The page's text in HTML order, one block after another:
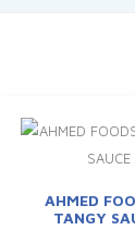
AHMED
TANGY